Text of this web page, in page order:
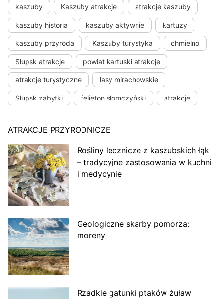
kaszuby Kaszuby atrakcje atrakcje kaszuby
kaszuby historia kaszuby aktywnie kartuzy
kaszuby przyroda Kaszuby turystyka chmielno
Słupsk atrakcje powiat kartuski atrakcje
atrakcje turystyczne lasy mirachowskie
Słupsk zabytki felieton słomczyński atrakcje
ATRAKCJE PRZYRODNICZE
Rośliny lecznicze z kaszubskich łąk
– tradycyjne zastosowania w kuchni
i medycynie
Geologiczne skarby pomorza:
moreny
Rzadkie gatunki ptaków żuław